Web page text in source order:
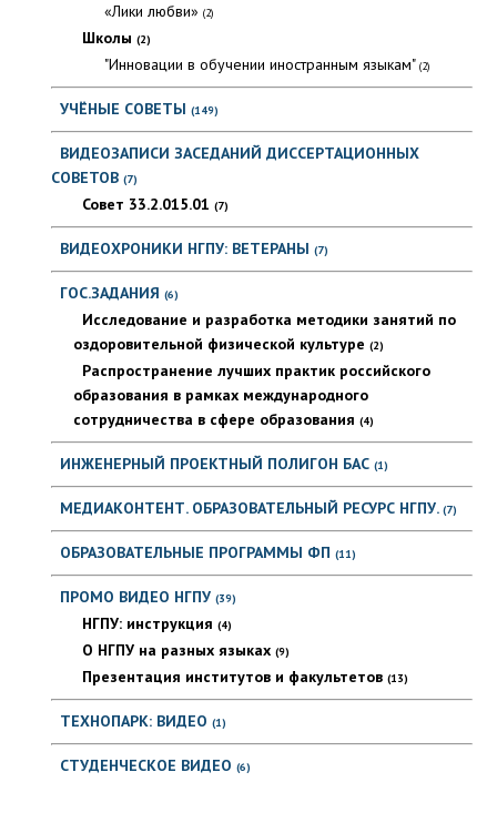
«Лики любви» (2)
Школы (2)
"Инновации в обучении иностранным языкам" (2)
УЧЁНЫЕ СОВЕТЫ (149)
ВИДЕОЗАПИСИ ЗАСЕДАНИЙ ДИССЕРТАЦИОННЫХ
СОВЕТОВ (7)
Совет 33.2.015.01 (7)
ВИДЕОХРОНИКИ НГПУ: ВЕТЕРАНЫ (7)
ГОС.ЗАДАНИЯ (6)
Исследование и разработка методики занятий по
оздоровительной физической культуре (2)
Распространение лучших практик российского
образования в рамках международного
сотрудничества в сфере образования (4)
ИНЖЕНЕРНЫЙ ПРОЕКТНЫЙ ПОЛИГОН БАС (1)
МЕДИАКОНТЕНТ. ОБРАЗОВАТЕЛЬНЫЙ РЕСУРС НГПУ. (7)
ОБРАЗОВАТЕЛЬНЫЕ ПРОГРАММЫ ФП (11)
ПРОМО ВИДЕО НГПУ (39)
НГПУ: инструкция (4)
О НГПУ на разных языках (9)
Презентация институтов и факультетов (13)
ТЕХНОПАРК: ВИДЕО (1)
СТУДЕНЧЕСКОЕ ВИДЕО (6)